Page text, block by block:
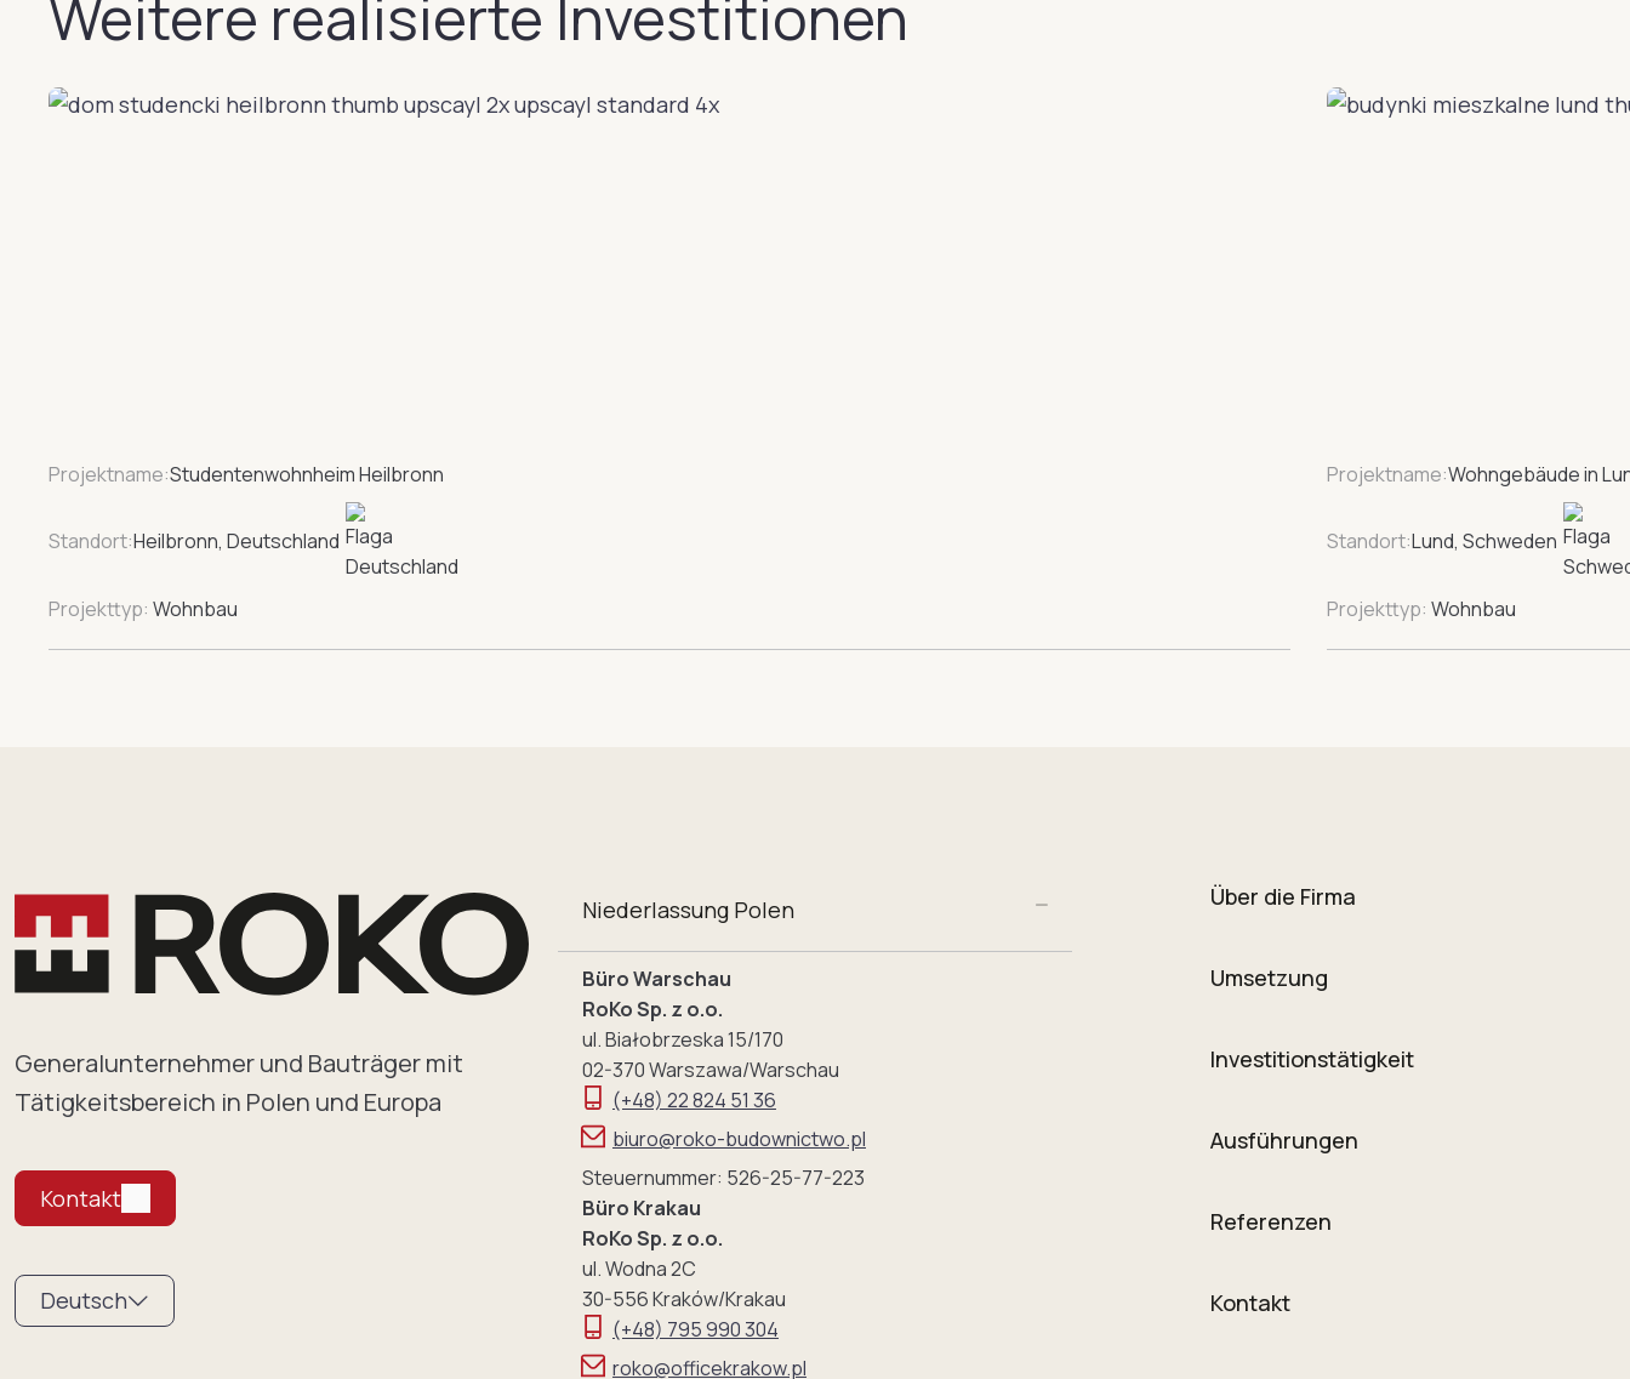
Weitere realisierte Investitionen
Projektname:Studentenwohnheim Heilbronn
Standort:Heilbronn, Deutschland
Projekttyp: Wohnbau
Projektname:Wohngebäude in
Standort:Lund, Schweden
Projekttyp: Wohnbau
Generalunternehmer und Bauträger mit
Tätigkeitsbereich in Polen und Europa
Kontakt
Deutsch
Niederlassung Polen
Büro Warschau
RoKo Sp. z o.o.
ul. Białobrzeska 15/170
02-370 Warszawa/Warschau
(+48) 22 824 51 36
biuro@roko-budownictwo.pl
Steuernummer: 526-25-77-223
Büro Krakau
RoKo Sp. z o.o.
ul. Wodna 2C
30-556 Kraków/Krakau
(+48) 795 990 304
roko@officekrakow.pl
Über die Firma
Umsetzung
Investitionstätigkeit
Ausführungen
Referenzen
Kontakt